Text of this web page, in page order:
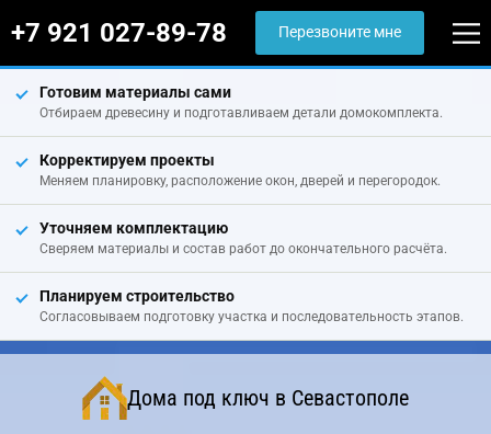
+7 921 027-89-78 Перезвоните мне
Готовим материалы сами
Отбираем древесину и подготавливаем детали домокомплекта.
Корректируем проекты
Меняем планировку, расположение окон, дверей и перегородок.
Уточняем комплектацию
Сверяем материалы и состав работ до окончательного расчёта.
Планируем строительство
Согласовываем подготовку участка и последовательность этапов.
Дома под ключ в Севастополе